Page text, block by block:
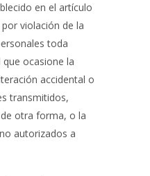
en el artículo
violación de la
toda
ocasione la
accidental o
transmitidos,
otra forma, o la
autorizados a